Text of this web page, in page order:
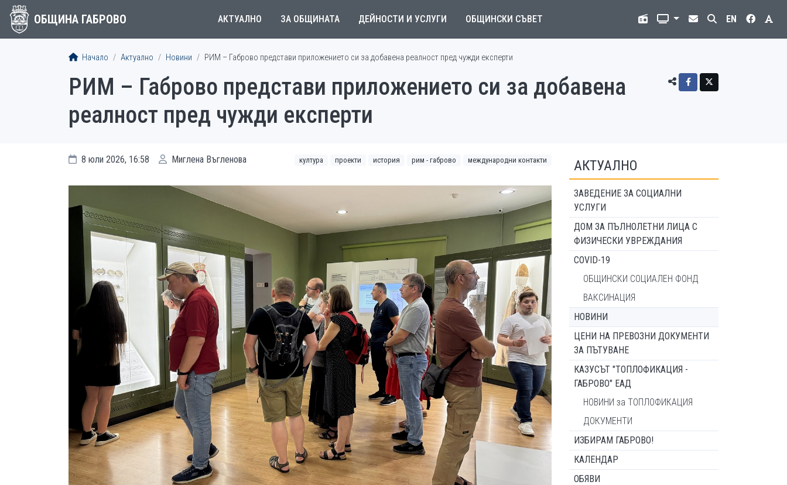
ОБЩИНА ГАБРОВО АКТУАЛНО ЗА ОБЩИНАТА ДЕЙНОСТИ И УСЛУГИ ОБЩИНСКИ СЪВЕТ EN
Начало Актуално Новини РИМ – Габрово представи приложението си за добавена реалност пред чужди експерти
РИМ – Габрово представи приложението си за добавена
реалност пред чужди експерти
8 юли 2026, 16:58 Миглена Въгленова култура проекти история рим - габрово международни контакти АКТУАЛНО
ЗАВЕДЕНИЕ ЗА СОЦИАЛНИ
УСЛУГИ
ДОМ ЗА ПЪЛНОЛЕТНИ ЛИЦА С
ФИЗИЧЕСКИ УВРЕЖДАНИЯ
COVID-19
ОБЩИНСКИ СОЦИАЛЕН ФОНД
ВАКСИНАЦИЯ
НОВИНИ
ЦЕНИ НА ПРЕВОЗНИ ДОКУМЕНТИ
ЗА ПЪТУВАНЕ
КАЗУСЪТ "ТОПЛОФИКАЦИЯ -
ГАБРОВО" ЕАД
НОВИНИ за ТОПЛОФИКАЦИЯ
ДОКУМЕНТИ
ИЗБИРАМ ГАБРОВО!
КАЛЕНДАР
ОБЯВИ